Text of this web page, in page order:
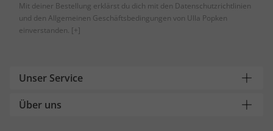
Mit deiner Bestellung erklärst du dich mit den Datenschutzrichtlinien
und den Allgemeinen Geschäftsbedingungen von Ulla Popken
einverstanden. [+]
Unser Service
Über uns